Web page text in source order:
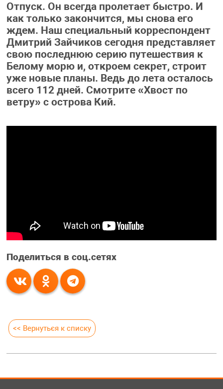
Отпуск. Он всегда пролетает быстро. И
как только закончится, мы снова его
ждем. Наш специальный корреспондент
Дмитрий Зайчиков сегодня представляет
свою последнюю серию путешествия к
Белому морю и, откроем секрет, строит
уже новые планы. Ведь до лета осталось
всего 112 дней. Смотрите «Хвост по
ветру» с острова Кий.
Поделиться в соц.сетях
<< Вернуться к списку